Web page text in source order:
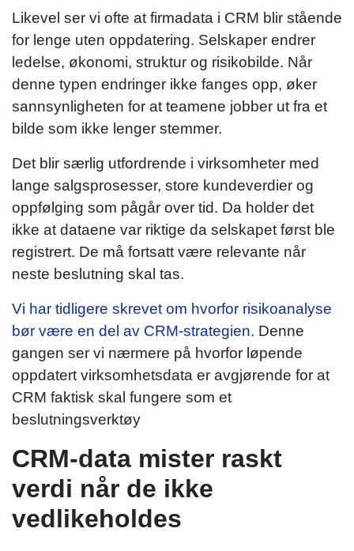
Likevel ser vi ofte at firmadata i CRM blir stående
for lenge uten oppdatering. Selskaper endrer
ledelse, økonomi, struktur og risikobilde. Når
denne typen endringer ikke fanges opp, øker
sannsynligheten for at teamene jobber ut fra et
bilde som ikke lenger stemmer.
Det blir særlig utfordrende i virksomheter med
lange salgsprosesser, store kundeverdier og
oppfølging som pågår over tid. Da holder det
ikke at dataene var riktige da selskapet først ble
registrert. De må fortsatt være relevante når
neste beslutning skal tas.
Vi har tidligere skrevet om hvorfor risikoanalyse
bør være en del av CRM-strategien. Denne
gangen ser vi nærmere på hvorfor løpende
oppdatert virksomhetsdata er avgjørende for at
CRM faktisk skal fungere som et
beslutningsverktøy
CRM-data mister raskt
verdi når de ikke
vedlikeholdes